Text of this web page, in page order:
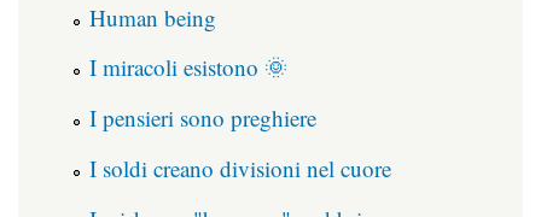
Human being
I miracoli esistono 🌞
I pensieri sono preghiere
I soldi creano divisioni nel cuore